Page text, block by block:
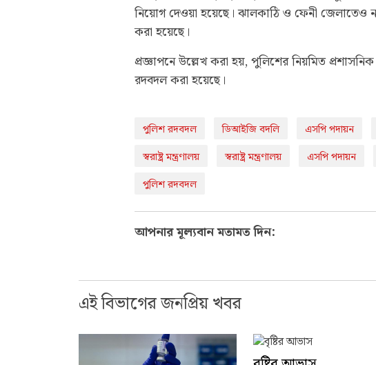
নিয়োগ দেওয়া হয়েছে। ঝালকাঠি ও ফেনী জেলাতেও
করা হয়েছে।
প্রজ্ঞাপনে উল্লেখ করা হয়, পুলিশের নিয়মিত
রদবদল করা হয়েছে।
পুলিশ রদবদল ডিআইজি বদলি এসপি পদায়ন
স্বরাষ্ট্র মন্ত্রণালয়
স্বরাষ্ট্র মন্ত্রণালয় এসপি পদায়ন
পুলিশ রদবদল
আপনার মূল্যবান মতামত দিন:
এই বিভাগের জনপ্রিয় খবর